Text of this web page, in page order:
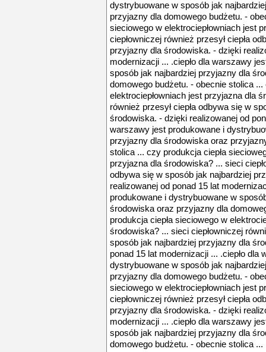
dystrybuowane w sposób jak
przyjazny dla domowego budżetu. -
sieciowego w elektrociepłowniach jest
ciepłowniczej również przesył ciepła
przyjazny dla środowiska. - dzięki
modernizacji ... .ciepło dla warszawy
sposób jak najbardziej przyjazny dla
domowego budżetu. - obecnie stolica
elektrociepłowniach jest przyjazna dla
również przesył ciepła odbywa się w
środowiska. - dzięki realizowanej od
warszawy jest produkowane i
przyjazny dla środowiska oraz
stolica ... czy produkcja ciepła
przyjazna dla środowiska? ... sieci
odbywa się w sposób jak najbardziej
realizowanej od ponad 15 lat
produkowane i dystrybuowane w
środowiska oraz przyjazny dla
produkcja ciepła sieciowego w
środowiska? ... sieci ciepłowniczej
sposób jak najbardziej przyjazny dla
ponad 15 lat modernizacji ... .ciepło dla
dystrybuowane w sposób jak
przyjazny dla domowego budżetu. -
sieciowego w elektrociepłowniach jest
ciepłowniczej również przesył ciepła
przyjazny dla środowiska. - dzięki
modernizacji ... .ciepło dla warszawy
sposób jak najbardziej przyjazny dla
domowego budżetu. - obecnie stolica ...